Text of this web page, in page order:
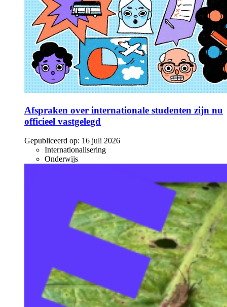
Afspraken over internationale studenten zijn nu
officieel vastgelegd
Gepubliceerd op: 16 juli 2026
Internationalisering
Onderwijs